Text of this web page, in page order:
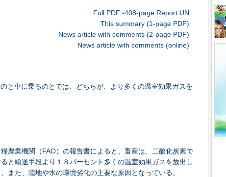
Full PDF -408-page Report UN
This summary (1-page PDF)
News article with comments (2-page PDF)
News article with comments (online)
と車に乗るのとでは、どちらが、より多くの温室効果ガスを
農業機関（FAO）の報告書によると、畜産は、二酸化炭素で
ると輸送手段より１８パーセント多くの温室効果ガスを放出し
また、陸地や水の環境劣化の主要な原因となっている。